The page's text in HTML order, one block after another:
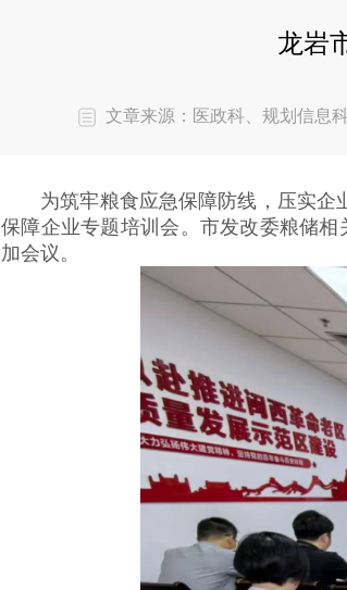
龙岩
文章来源：医政科、规划信息
为筑牢粮食应急保障防线，压实企业
保障企业专题培训会。市发改委粮储
加会议。